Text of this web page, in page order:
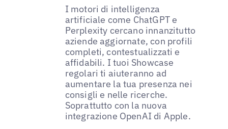
I motori di intelligenza
artificiale come ChatGPT e
Perplexity cercano innanzitutto
aziende aggiornate, con profili
completi, contestualizzati e
affidabili. I tuoi Showcase
regolari ti aiuteranno ad
aumentare la tua presenza nei
consigli e nelle ricerche.
Soprattutto con la nuova
integrazione OpenAI di Apple.